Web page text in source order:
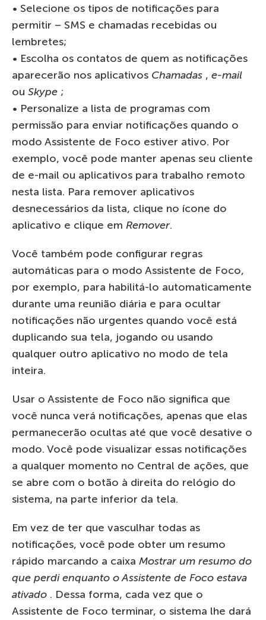
• Selecione os tipos de notificações para
permitir – SMS e chamadas recebidas ou
lembretes;
• Escolha os contatos de quem as notificações
aparecerão nos aplicativos Chamadas , e-mail
ou Skype ;
• Personalize a lista de programas com
permissão para enviar notificações quando o
modo Assistente de Foco estiver ativo. Por
exemplo, você pode manter apenas seu cliente
de e-mail ou aplicativos para trabalho remoto
nesta lista. Para remover aplicativos
desnecessários da lista, clique no ícone do
aplicativo e clique em Remover.
Você também pode configurar regras
automáticas para o modo Assistente de Foco,
por exemplo, para habilitá-lo automaticamente
durante uma reunião diária e para ocultar
notificações não urgentes quando você está
duplicando sua tela, jogando ou usando
qualquer outro aplicativo no modo de tela
inteira.
Usar o Assistente de Foco não significa que
você nunca verá notificações, apenas que elas
permanecerão ocultas até que você desative o
modo. Você pode visualizar essas notificações
a qualquer momento no Central de ações, que
se abre com o botão à direita do relógio do
sistema, na parte inferior da tela.
Em vez de ter que vasculhar todas as
notificações, você pode obter um resumo
rápido marcando a caixa Mostrar um resumo do
que perdi enquanto o Assistente de Foco estava
ativado . Dessa forma, cada vez que o
Assistente de Foco terminar, o sistema lhe dará